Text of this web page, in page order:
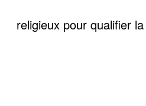
religieux pour qualifier